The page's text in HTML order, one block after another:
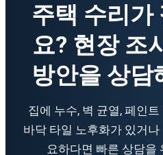
주택 수리가
요? 현장 조
방안을 상담
집에 누수, 벽 균열, 페인
바닥 타일 노후화가 있거
요하다면 빠른 상담을